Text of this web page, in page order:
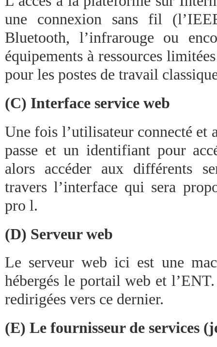
une connexion sans fil
Bluetooth, l’infrarouge ou
équipements à ressources
pour les postes de travail
(C) Interface service web
Une fois l’utilisateur connecté et
passe et un identifiant pour
alors accéder aux différents
travers l’interface qui sera
pro l.
(D) Serveur web
Le serveur web ici est une
hébergés le portail web et
redirigées vers ce dernier.
(E) Le fournisseur de services